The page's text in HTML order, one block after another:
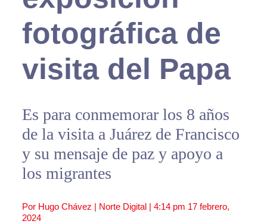
fotográfica de
visita del Papa
Es para conmemorar los 8 años
de la visita a Juárez de Francisco
y su mensaje de paz y apoyo a
los migrantes
Por Hugo Chávez | Norte Digital | 4:14 pm 17 febrero,
2024